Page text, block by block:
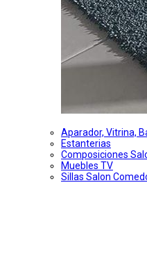
Aparador, Vitrina,
Estanterias
Composiciones
Muebles TV
Sillas Salon